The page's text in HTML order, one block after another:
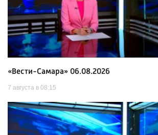
«Вести-Самара» 06.08.2026
7 августа в 08:15